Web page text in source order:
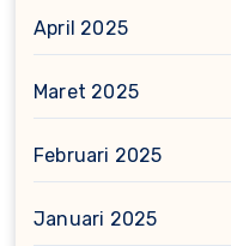
April 2025
Maret 2025
Februari 2025
Januari 2025